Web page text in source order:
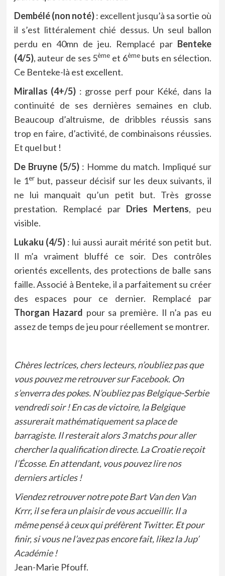
Dembélé (non noté): excellent jusqu’à sa sortie où
il s’est littéralement chié dessus. Un seul ballon
perdu en 40mn de jeu. Remplacé par Benteke
(4/5), auteur de ses 5ème et 6èmebuts en sélection.
Ce Benteke-là est excellent.
Mirallas (4+/5) : grosse perf pour Kéké, dans la
continuité de ses dernières semaines en club.
Beaucoup d’altruisme, de dribbles réussis sans
trop en faire, d’activité, de combinaisons réussies.
Et quel but !
De Bruyne (5/5): Homme du match. Impliqué sur
le 1erbut, passeur décisif sur les deux suivants, il
ne lui manquait qu’un petit but. Très grosse
prestation. Remplacé par Dries Mertens, peu
visible.
Lukaku (4/5): lui aussi aurait mérité son petit but.
Il m’a vraiment bluffé ce soir. Des contrôles
orientés excellents, des protections de balle sans
faille. Associé à Benteke, il a parfaitement su créer
des espaces pour ce dernier. Remplacé par
Thorgan Hazard pour sa première. Il n’a pas eu
assez de temps de jeu pour réellement se montrer.
Chères lectrices, chers lecteurs, n’oubliez pas que
vous pouvez me retrouver surFacebook. On
s’enverra des pokes. N’oubliez pas Belgique-Serbie
vendredi soir ! En cas de victoire, la Belgique
assurerait mathématiquement sa place de
barragiste. Il resterait alors 3 matchs pour aller
chercher la qualification directe. La Croatie reçoit
l’Écosse. En attendant, vous pouvezlire nos
derniers articles!
Viendez retrouver notre poteBart Van den Van
Krrr, il se fera un plaisir de vous accueillir. Il a
même pensé à ceux qui préfèrentTwitter. Et pour
finir, si vous ne l’avez pas encore fait, likez laJup’
Académie!
Jean-Marie Pfouff.